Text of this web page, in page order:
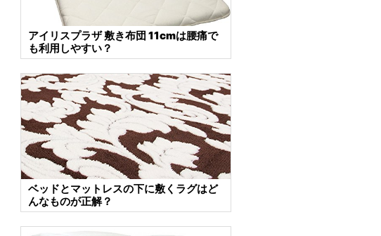
アイリスプラザ 敷き布団 11cmは腰痛で
も利用しやすい？
ベッドとマットレスの下に敷くラグはど
んなものが正解？